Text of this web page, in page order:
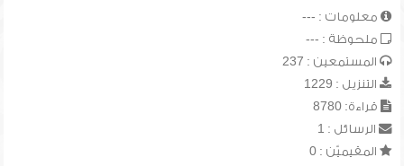
معلومات : ---
ملحوظة : ---
المستمعين : 237
التنزيل : 1229
قراءة: 8780
الرسائل : 1
المقيميّن : 0